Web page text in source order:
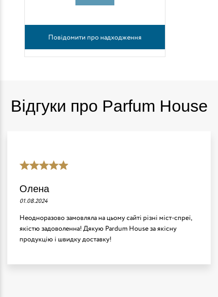
Повідомити про надходження
Відгуки про Parfum House
Олена
01.08.2024
Неодноразово замовляла на цьому сайті різні міст-спреї,
якістю задоволенна! Дякую Pardum House за якісну
продукцію і швидку доставку!